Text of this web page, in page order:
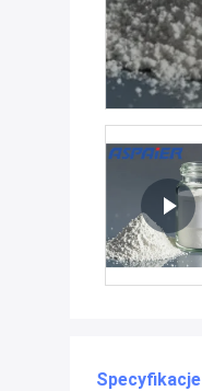
Specyfikacje